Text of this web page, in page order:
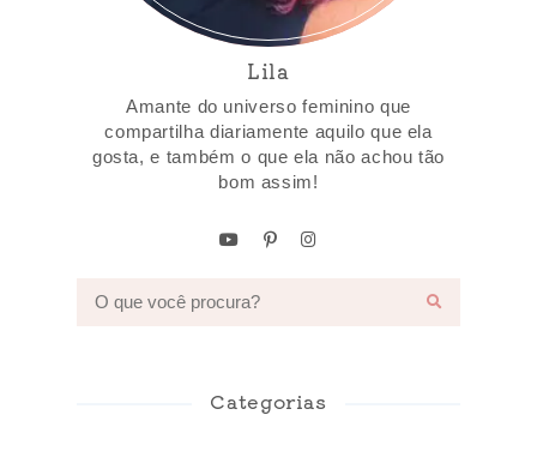
Lila
Amante do universo feminino que
compartilha diariamente aquilo que ela
gosta, e também o que ela não achou tão
bom assim!
Categorias